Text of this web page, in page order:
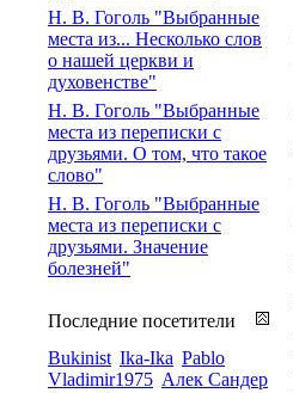
Н. В. Гоголь "Выбранные
места из... Несколько слов
о нашей церкви и
духовенстве"
Н. В. Гоголь "Выбранные
места из переписки с
друзьями. О том, что такое
слово"
Н. В. Гоголь "Выбранные
места из переписки с
друзьями. Значение
болезней"
Последние посетители
Bukinist Ika-Ika Pablo
Vladimir1975 Алек Сандер